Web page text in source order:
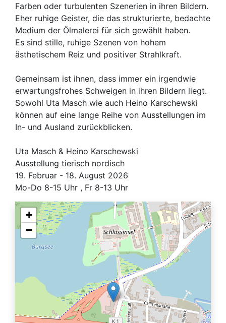
Farben oder turbulenten Szenerien in ihren Bildern.
Eher ruhige Geister, die das strukturierte, bedachte
Medium der Ölmalerei für sich gewählt haben.
Es sind stille, ruhige Szenen von hohem
ästhetischem Reiz und positiver Strahlkraft.
Gemeinsam ist ihnen, dass immer ein irgendwie
erwartungsfrohes Schweigen in ihren Bildern liegt.
Sowohl Uta Masch wie auch Heino Karschewski
können auf eine lange Reihe von Ausstellungen im
In- und Ausland zurückblicken.
Uta Masch & Heino Karschewski
Ausstellung tierisch nordisch
19. Februar - 18. August 2026
Mo-Do 8-15 Uhr , Fr 8-13 Uhr
+
−